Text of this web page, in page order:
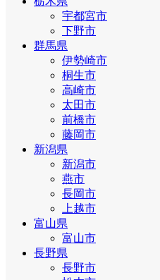
宇都宮市
下野市
群馬県
伊勢崎市
桐生市
高崎市
太田市
前橋市
藤岡市
新潟県
新潟市
燕市
長岡市
上越市
富山県
富山市
長野県
長野市